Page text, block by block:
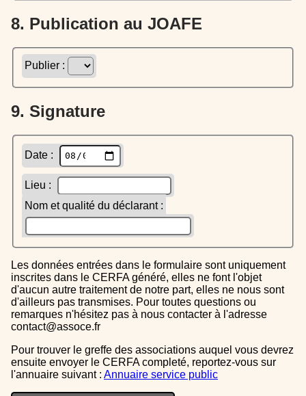
8. Publication au JOAFE
Publier :
9. Signature
Date :
Lieu :
Nom et qualité du déclarant :
Les données entrées dans le formulaire sont uniquement
inscrites dans le CERFA généré, elles ne font l'objet
d'aucun autre traitement de notre part, elles ne nous sont
d'ailleurs pas transmises. Pour toutes questions ou
remarques n'hésitez pas à nous contacter à l'adresse
contact@assoce.fr
Pour trouver le greffe des associations auquel vous devrez
ensuite envoyer le CERFA completé, reportez-vous sur
l'annuaire suivant : Annuaire service public